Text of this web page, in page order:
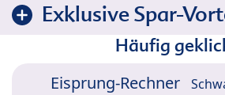
Exklusive Spar-
Häufig
Eisprung-Rechner